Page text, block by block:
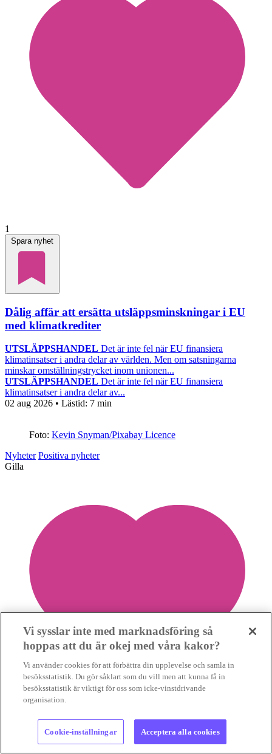
1
Spara nyhet
Dålig affär att ersätta utsläppsminskningar i EU
med klimatkrediter
UTSLÄPPSHANDEL Det är inte fel när EU finansiera
klimatinsatser i andra delar av världen. Men om satsningarna
minskar omställningstrycket inom unionen...
UTSLÄPPSHANDEL Det är inte fel när EU finansiera
klimatinsatser i andra delar av...
02 aug 2026 • Lästid: 7 min
Foto: Kevin Snyman/Pixabay Licence
Nyheter Positiva nyheter
Gilla
Vi sysslar inte med marknadsföring så
hoppas att du är okej med våra kakor?
Vi använder cookies för att förbättra din upplevelse och samla in
besöksstatistik. Du gör såklart som du vill men att kunna få in
besöksstatistik är viktigt för oss som icke-vinstdrivande
organisation.
Cookie-inställningar Acceptera alla cookies